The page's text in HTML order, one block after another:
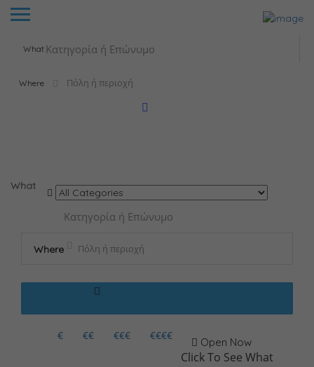
What
Where
What
Where
€ €€ €€€ €€€€
Open Now
Click To See What